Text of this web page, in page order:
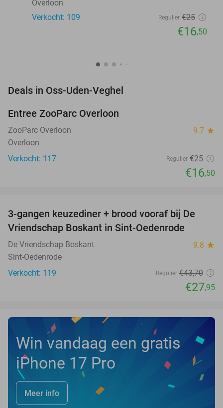
Overloon
Verkocht: 109
Regulier €25
€16,50
Deals in Oss-Uden-Veghel
TODAY
Entree ZooParc Overloon
ZooParc Overloon 9.7 star
Overloon
Verkocht: 117
Regulier €25
€16,50
36%
3-gangen keuzediner + brood vooraf bij De
Vriendschap Boskant in Sint-Oedenrode
De Vriendschap Boskant 9.8 star
Sint-Oedenrode
Verkocht: 119
Regulier €43,70
€27,95
Win vandaag een gratis
iPhone 17 Pro
Meer info